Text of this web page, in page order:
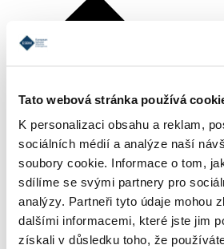
Tato webová stránka používá
K personalizaci obsahu a reklam,
sociálních médií a analýze naší
soubory cookie. Informace o tom,
sdílíme se svými partnery pro
analýzy. Partneři tyto údaje mohou
dalšími informacemi, které jste jim
získali v důsledku toho, že